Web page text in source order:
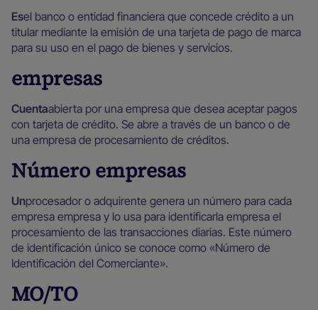
‍Esel banco o entidad financiera que concede crédito a un
titular mediante la emisión de una tarjeta de pago de marca
para su uso en el pago de bienes y servicios.
empresas
Cuentaabierta por una empresa que desea aceptar pagos
con tarjeta de crédito. Se abre a través de un banco o de
una empresa de procesamiento de créditos.
Número empresas
‍Unprocesador o adquirente genera un número para cada
empresa empresa y lo usa para identificarla empresa el
procesamiento de las transacciones diarias. Este número
de identificación único se conoce como «Número de
Identificación del Comerciante».
MO/TO